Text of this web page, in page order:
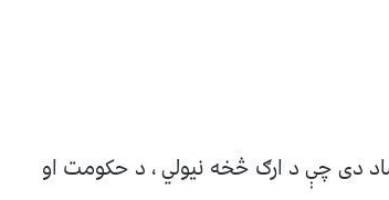
دی چې د ارګ څخه نیولي ، د حکومت او